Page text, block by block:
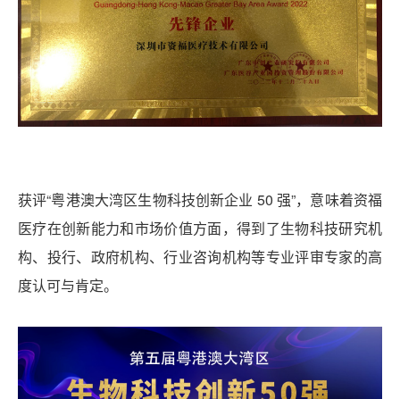
获评“粤港澳大湾区生物科技创新企业 50 强”，意味着资福
医疗在创新能力和市场价值方面，得到了生物科技研究机
构、投行、政府机构、行业咨询机构等专业评审专家的高
度认可与肯定。